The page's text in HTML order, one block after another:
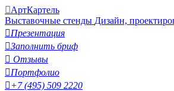
АртКартель
Выставочные стенды Дизайн,
Презентация
Заполнить бриф
 Отзывы
Портфолио
+7 (495) 509 2220